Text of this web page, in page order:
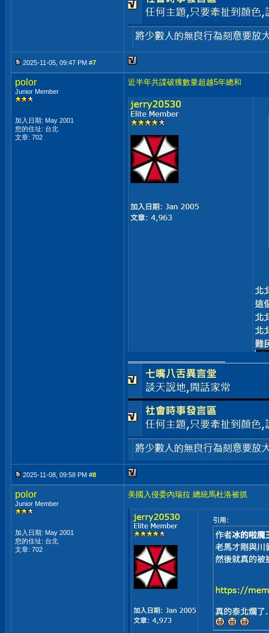
2025-11-05, 09:47 PM #7
polor
Junior Member
加入日期: May 2001
您的住址: 台北
文章: 702
近半年共諜破獲數量超越5年總和
2025-11-08, 09:58 PM #8
polor
Junior Member
加入日期: May 2001
您的住址: 台北
文章: 702
美國入侵委內瑞拉 總統馬杜洛被抓